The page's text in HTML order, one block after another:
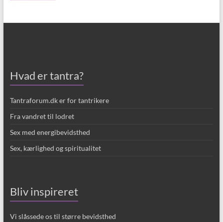
Hvad er tantra?
Tantraforum.dk er for tantrikere
Fra vandret til lodret
Sex med energibevidsthed
Sex, kærlighed og spiritualitet
Bliv inspireret
Vi slåssede os til større bevidsthed